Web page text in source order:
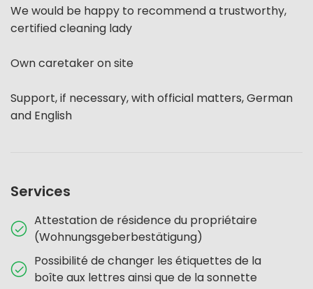
We would be happy to recommend a trustworthy,
certified cleaning lady
Own caretaker on site
Support, if necessary, with official matters, German
and English
Services
Attestation de résidence du propriétaire
(Wohnungsgeberbestätigung)
Possibilité de changer les étiquettes de la
boîte aux lettres ainsi que de la sonnette